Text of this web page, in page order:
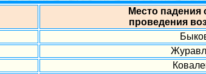
Место падения
проведения